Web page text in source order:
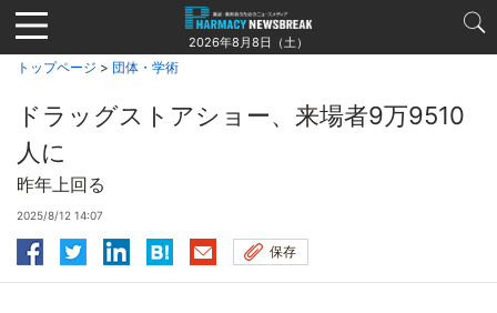
Jump
to
navigation
2026年8月8日（土）
トップページ > 団体・学術
ドラッグストアショー、来場者9万9510
人に
昨年上回る
2025/8/12 14:07
保存